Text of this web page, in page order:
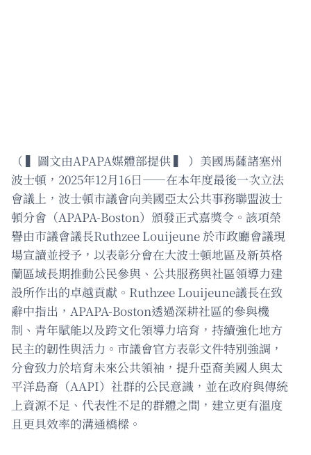
（ ▍圖文由APAPA媒體部提供 ▍ ）美國馬薩諸塞州
波士頓，2025年12月16日——在本年度最後一次立法
會議上，波士頓市議會向美國亞太公共事務聯盟波士
頓分會（APAPA-Boston）頒發正式嘉獎令。該項榮
譽由市議會議長Ruthzee Louijeune 於市政廳會議現
場宣讀並授予，以表彰分會在大波士頓地區及新英格
蘭區域長期推動公民參與、公共服務與社區領導力建
設所作出的卓越貢獻。Ruthzee Louijeune議長在致
辭中指出，APAPA-Boston透過深耕社區的參與機
制、青年賦能以及跨文化領導力培育，持續強化地方
民主的韌性與活力。市議會官方表彰文件特別強調，
分會致力於培育未來公共領袖，提升亞裔美國人與太
平洋島裔（AAPI）社群的公民意識，並在政府與傳統
上資源不足、代表性不足的群體之間，建立更有溫度
且更具效率的溝通橋樑。